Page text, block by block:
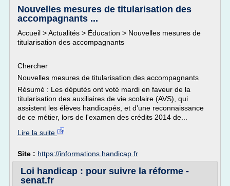
Nouvelles mesures de titularisation des
accompagnants ...
Accueil > Actualités > Éducation > Nouvelles mesures de
titularisation des accompagnants
Chercher
Nouvelles mesures de titularisation des accompagnants
Résumé : Les députés ont voté mardi en faveur de la
titularisation des auxiliaires de vie scolaire (AVS), qui
assistent les élèves handicapés, et d'une reconnaissance
de ce métier, lors de l'examen des crédits 2014 de...
Lire la suite
Site : https://informations.handicap.fr
Loi handicap : pour suivre la réforme -
senat.fr